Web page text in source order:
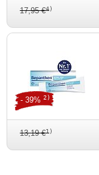
17,95 €4)
13,19 €1)
- 39% 2)